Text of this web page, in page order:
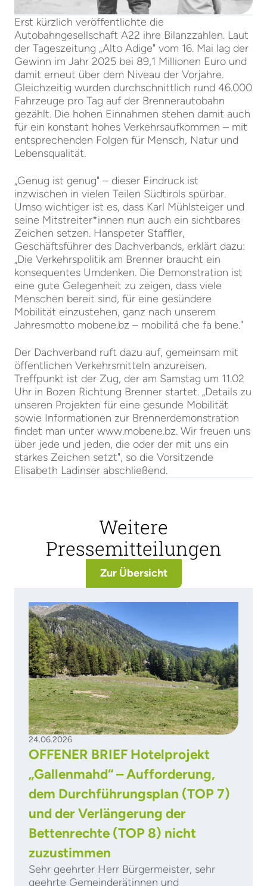
Erst kürzlich veröffentlichte die
Autobahngesellschaft A22 ihre Bilanzzahlen. Laut
der Tageszeitung „Alto Adige" vom 16. Mai lag der
Gewinn im Jahr 2025 bei 89,1 Millionen Euro und
damit erneut über dem Niveau der Vorjahre.
Gleichzeitig wurden durchschnittlich rund 46.000
Fahrzeuge pro Tag auf der Brennerautobahn
gezählt. Die hohen Einnahmen stehen damit auch
für ein konstant hohes Verkehrsaufkommen – mit
entsprechenden Folgen für Mensch, Natur und
Lebensqualität.
„Genug ist genug" – dieser Eindruck ist
inzwischen in vielen Teilen Südtirols spürbar.
Umso wichtiger ist es, dass Karl Mühlsteiger und
seine Mitstreiter*innen nun auch ein sichtbares
Zeichen setzen. Hanspeter Staffler,
Geschäftsführer des Dachverbands, erklärt dazu:
„Die Verkehrspolitik am Brenner braucht ein
konsequentes Umdenken. Die Demonstration ist
eine gute Gelegenheit zu zeigen, dass viele
Menschen bereit sind, für eine gesündere
Mobilität einzustehen, ganz nach unserem
Jahresmotto mobene.bz – mobilitá che fa bene."
Der Dachverband ruft dazu auf, gemeinsam mit
öffentlichen Verkehrsmitteln anzureisen.
Treffpunkt ist der Zug, der am Samstag um 11.02
Uhr in Bozen Richtung Brenner startet. „Details zu
unseren Projekten für eine gesunde Mobilität
sowie Informationen zur Brennerdemonstration
findet man unter www.mobene.bz. Wir freuen uns
über jede und jeden, die oder der mit uns ein
starkes Zeichen setzt", so die Vorsitzende
Elisabeth Ladinser abschließend.
Weitere
Pressemitteilungen
Zur Übersicht
24.06.2026
OFFENER BRIEF Hotelprojekt
„Gallenmahd“ – Aufforderung,
dem Durchführungsplan (TOP 7)
und der Verlängerung der
Bettenrechte (TOP 8) nicht
zuzustimmen
Sehr geehrter Herr Bürgermeister, sehr
geehrte Gemeinderätinnen und